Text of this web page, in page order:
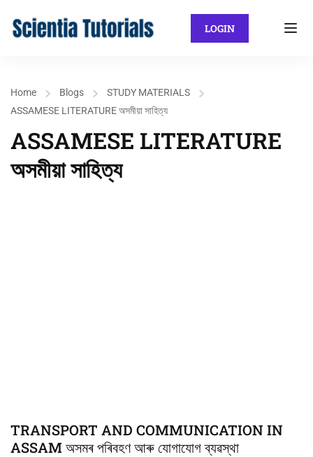
LOGIN
Home Blogs
STUDY MATERIALS
ASSAMESE LITERATURE অসমীয়া সাহিত্য
ASSAMESE LITERATURE
অসমীয়া সাহিত্য
TRANSPORT AND COMMUNICATION IN
ASSAM অসমৰ পৰিবহণ আৰু যোগাযোগ ব্যৱস্থা